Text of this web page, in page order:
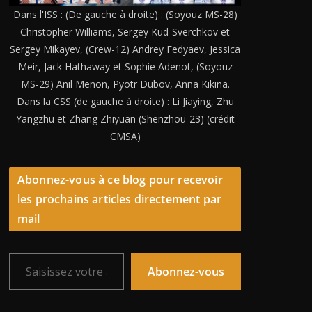
Dans l'ISS : (De gauche à droite) : (Soyouz MS-28)
Christopher Williams, Sergey Kud-Sverchkov et
Sergey Mikayev, (Crew-12) Andrey Fedyaev, Jessica
Meir, Jack Hathaway et Sophie Adenot, (Soyouz
MS-29) Anil Menon, Pyotr Dubov, Anna Kikina.
Dans la CSS (de gauche à droite) : Li Jiaying, Zhu
Yangzhu et Zhang Zhiyuan (Shenzhou-23) (crédit
CMSA)
Abonnez-vous à ce blog pour recevoir
les prochains articles directement par
mail
Saisissez votre adresse e-mail…
Abonnez-vous